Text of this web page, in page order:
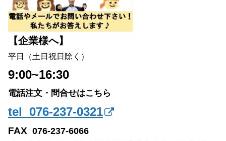
【企業様へ】
平日（土日祝日除く）
9:00~16:30
電話注文・問合せはこちら
tel 076-237-0321
FAX 076-237-6066